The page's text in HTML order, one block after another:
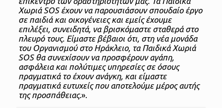
Χωριά SOS έχουν να παρουσιάσουν σπουδαίο έργο
σε παιδιά και οικογένειες και εμείς έχουμε
επιλέξει, συνειδητά, να βρισκόμαστε σταθερά στο
πλευρό τους. Είμαστε βέβαιοι ότι, στη νέα μονάδα
του Οργανισμού στο Ηράκλειο, τα Παιδικά Χωριά
SOS θα συνεχίσουν να προσφέρουν αγάπη,
ασφάλεια και πολύτιμες υπηρεσίες σε όσους
πραγματικά το έχουν ανάγκη, και είμαστε
πραγματικά ευτυχείς που αποτελούμε μέρος αυτής
της προσπάθειας.».